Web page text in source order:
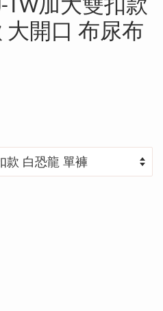
TW加大雙扣款
大開口 布尿布